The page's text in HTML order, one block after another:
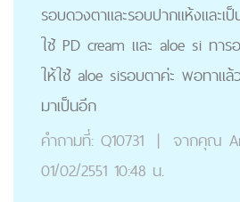
รอบดวงตาและรอบปากแห้งและ
ใช้ PD cream และ aloe si ทา
ให้ใช้ aloe siรอบตาค่ะ พอทาแ
มาเป็นอีก
คำถามที่: Q10731 | จากคุณ
01/02/2551 10:48 น.